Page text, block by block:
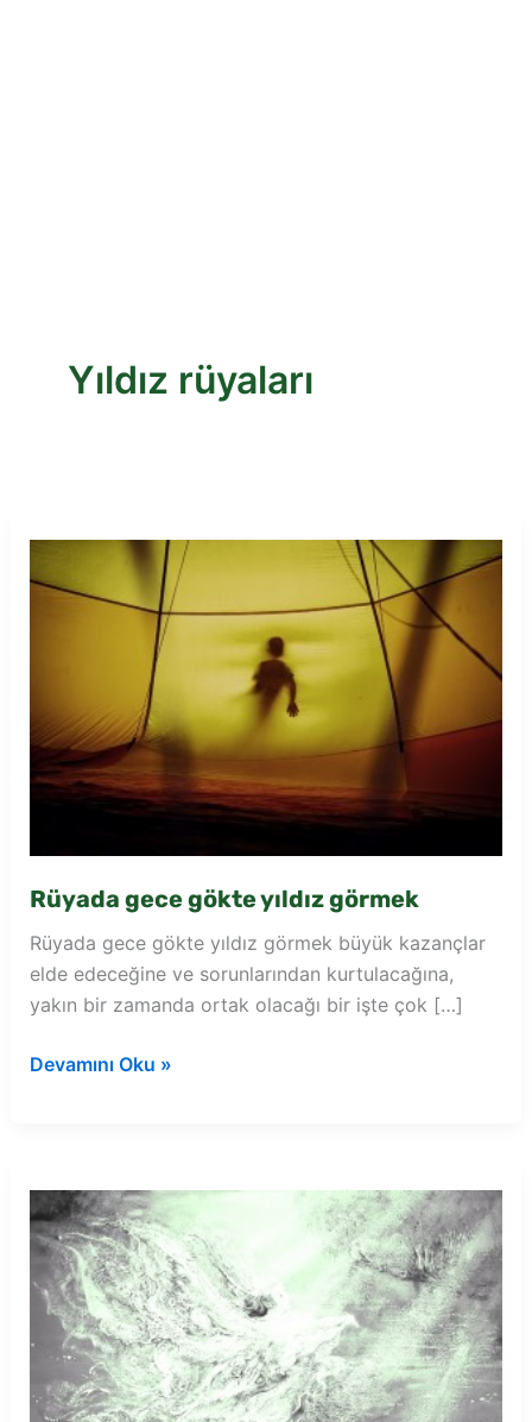
Yıldız rüyaları
Rüyada gece gökte yıldız görmek
Rüyada gece gökte yıldız görmek büyük kazançlar
elde edeceğine ve sorunlarından kurtulacağına,
yakın bir zamanda ortak olacağı bir işte çok […]
Rüyada
görmek
Devamını Oku »